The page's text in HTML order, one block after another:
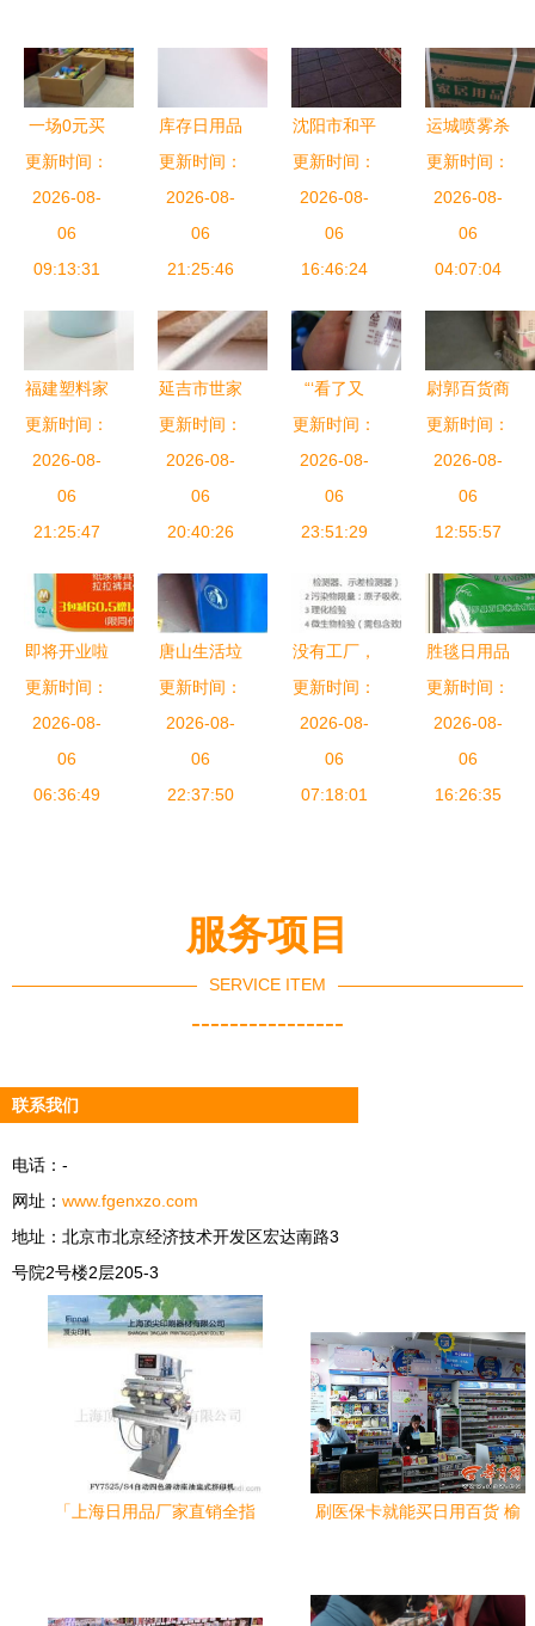
一场0元买
买买的狂欢
圆满结束，
你都抢到了
什么？日用
两网情深
更新时间：
2026-08-
06
09:13:31
库存日用品
回收 打通
万千库存的
循环经济之
路
更新时间：
2026-08-
06
21:25:46
沈阳市和平
区美香日用
品商店火热
促销 阿土
伯网日用家
更新时间：
2026-08-
06
16:46:24
运城喷雾杀
虫剂在线咨
询之聊城江
威海盐科技
的应用与日
更新时间：
2026-08-
06
04:07:04
福建塑料家
居日用品厂
家如何拓宽
销售渠道
更新时间：
2026-08-
06
21:25:47
延吉市世家
日用品经销
以文化引领
日用品销售
的新时代
更新时间：
2026-08-
06
20:40:26
“‘看了又
看’让消费
者糊
涂”——齐
齐哈尔新闻
品销售乱象
更新时间：
2026-08-
06
23:51:29
尉郭百货商
行 巧用‘好
用生意’进
销存，新品
订单量飙升
更新时间：
2026-08-
06
12:55:57
即将开业啦
红包大奖触
手可得 更
有大牌促销
最低3.8折,
更新时间：
2026-08-
06
06:36:49
唐山生活垃
圾桶批发
小区物业与
日用品一站
供应指南
更新时间：
2026-08-
06
22:37:50
没有工厂，
销售企业如
何办理保健
食品备案？
——日用家
更新时间：
2026-08-
06
07:18:01
胜毯日用品
与食品软包
装袋 定制
规格、价
格、厂家与
更新时间：
2026-08-
06
16:26:35
服务项目
SERVICE ITEM
----------------
联系我们
电话：-
网址： www.fgenxzo.com
地址：北京市北京经济技术开发区宏达南路3
号院2号楼2层205-3
「上海日用品厂家直销全指
刷医保卡就能买日用百货 榆